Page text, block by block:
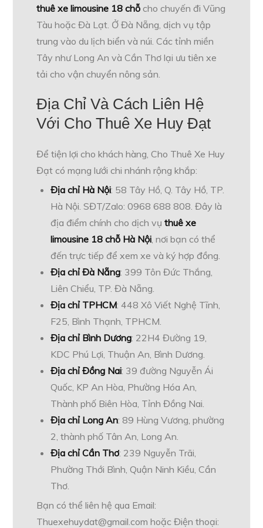
thuê xe limousine 18 chỗ cho chuyến đi Vũng
Tàu hoặc Đà Lạt. Ở Đà Nẵng, dịch vụ tập
trung vào du lịch biển và núi. Các tỉnh miền
Tây như Long An và Cần Thơ lại ưu tiên xe
tải cho vận chuyển nông sản.
Địa Chỉ Và Cách Liên Hệ
Với Cho Thuê Xe Huy Đạt
Để tiện lợi cho khách hàng, Cho Thuê Xe Huy
Đạt có mạng lưới chi nhánh rộng khắp:
Địa chỉ Hà Nội: 58 Tây Hồ, Q. Tây Hồ, TP.
Hà Nội. SĐT/Zalo: 0968 688 808. Đây là
địa điểm chính cho dịch vụthuê xe
limousine 18 chỗ Hà Nội , nơi bạn có thể
đến trực tiếp để xem xe và ký hợp đồng.
Địa chỉ Đà Nẵng: 399 Tôn Đức Thắng,
Liên Chiểu, TP. Đà Nẵng.
Địa chỉ TPHCM: 448 Xô Viết Nghệ Tĩnh,
F25, Bình Thạnh, TPHCM.
Địa chỉ Bình Dương: 22H4 Đường 19,
KDC Phú Lợi, Thuận An, Bình Dương.
Địa chỉ Đồng Nai: 39 đường Nguyễn Ái
Quốc, KP An Hòa, Phường Hóa An,
Thành phố Biên Hòa, Tỉnh Đồng Nai.
Địa chỉ Long An: 89 Hùng Vương, phường
2, thành phố Tân An, Long An.
Địa chỉ Cần Thơ: 239 Nguyễn Trãi,
Phường Thới Bình, Quận Ninh Kiều, Cần
Thơ.
Bạn có thể liên hệ qua Email:
Thuexehuydat@gmail.com hoặc Điện thoại: